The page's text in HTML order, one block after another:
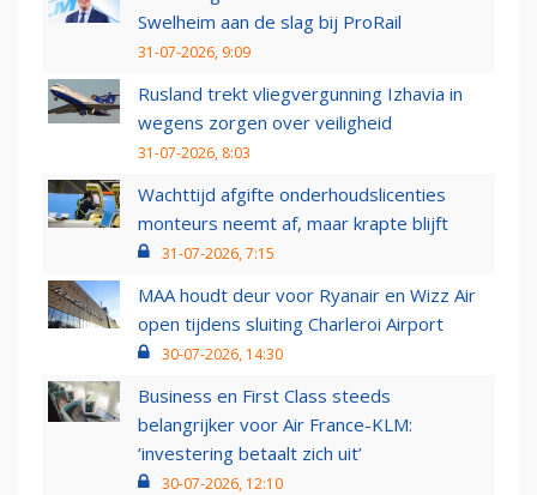
Swelheim aan de slag bij ProRail
31-07-2026, 9:09
Rusland trekt vliegvergunning Izhavia in
wegens zorgen over veiligheid
31-07-2026, 8:03
Wachttijd afgifte onderhoudslicenties
monteurs neemt af, maar krapte blijft
31-07-2026, 7:15
MAA houdt deur voor Ryanair en Wizz Air
open tijdens sluiting Charleroi Airport
30-07-2026, 14:30
Business en First Class steeds
belangrijker voor Air France-KLM:
‘investering betaalt zich uit’
30-07-2026, 12:10